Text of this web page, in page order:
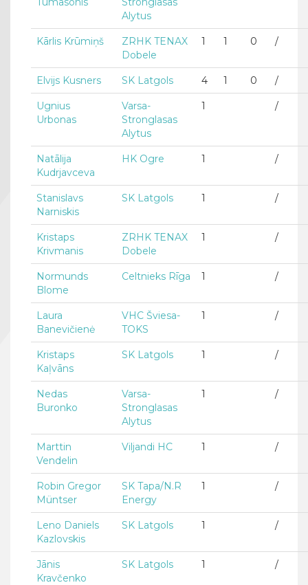
Alytus
Kārlis Krūmiņš
ZRHK TENAX
Dobele
1 1 0 /
Elvijs Kusners SK Latgols 4 1 0 /
Ugnius
Urbonas
Varsa-
Stronglasas
Alytus
1 /
Natālija
Kudrjavceva
HK Ogre 1 /
Stanislavs
Narniskis
SK Latgols 1 /
Kristaps
Krivmanis
ZRHK TENAX
Dobele
1 /
Normunds
Blome
Celtnieks Rīga 1 /
Laura
Banevičienė
VHC Šviesa-
TOKS
1 /
Kristaps
Kaļvāns
SK Latgols 1 /
Nedas
Buronko
Varsa-
Stronglasas
Alytus
1 /
Marttin
Vendelin
Viljandi HC 1 /
Robin Gregor
Müntser
SK Tapa/N.R
Energy
1 /
Leno Daniels
Kazlovskis
SK Latgols 1 /
Jānis
Kravčenko
SK Latgols 1 /